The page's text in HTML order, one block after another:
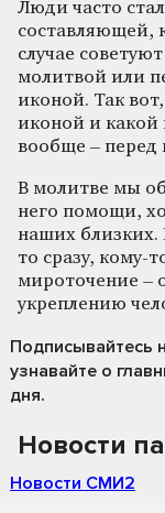
Люди часто
составляющей,
случае
молитвой или
иконой. Так
иконой и
вообще – перед
В молитве мы
него помощи,
наших близких.
то сразу, кому-
мироточение –
укреплению
Подписывайтесь
узнавайте о
дня.
Новости
Новости СМИ2